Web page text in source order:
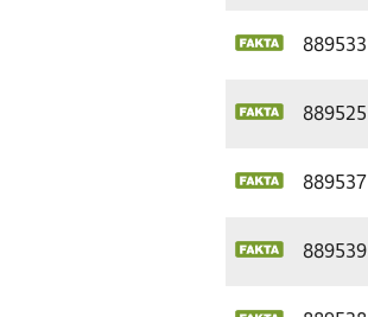
889533
889525
889537
889539